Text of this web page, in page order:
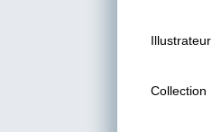
Illustrateur
Collection